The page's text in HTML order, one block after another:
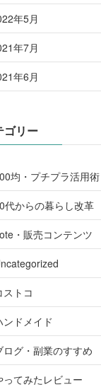
年5月
年7月
年6月
ゴリー
均・プチプラ活用術
代からの暮らし改革
・販売コンテンツ
ストコ
ンドメイド
ログ・副業のすすめ
ってみたレビュー